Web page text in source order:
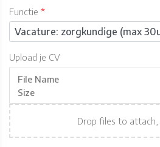
Functie
Upload je CV
File Name
Size
Drop files to